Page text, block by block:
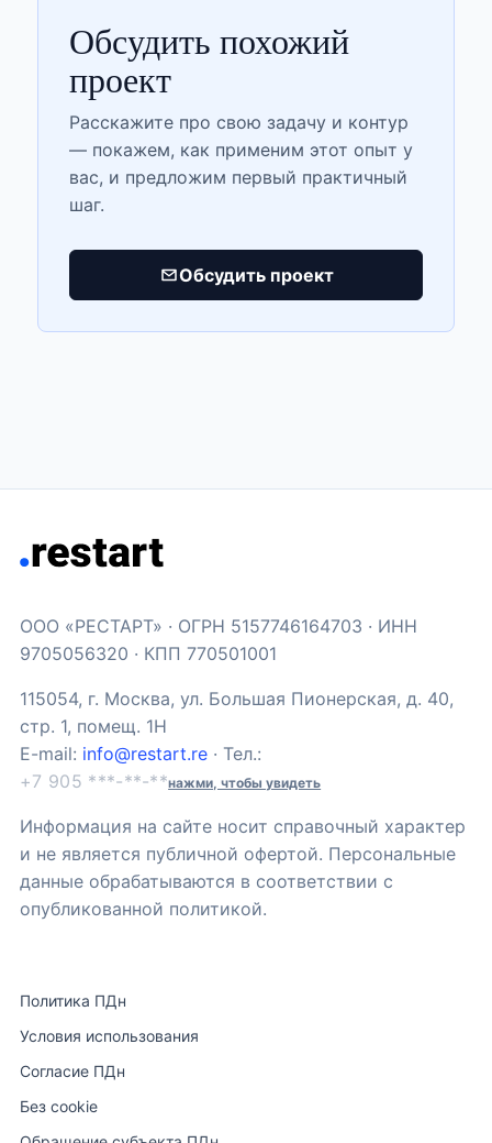
Обсудить похожий
проект
Расскажите про свою задачу и контур
— покажем, как применим этот опыт у
вас, и предложим первый практичный
шаг.
Обсудить проект
ООО «РЕСТАРТ» · ОГРН 5157746164703 · ИНН
9705056320 · КПП 770501001
115054, г. Москва, ул. Большая Пионерская, д. 40,
стр. 1, помещ. 1Н
E-mail: info@restart.re · Тел.:
+7 905 ***-**-**нажми, чтобы увидеть
Информация на сайте носит справочный характер
и не является публичной офертой. Персональные
данные обрабатываются в соответствии с
опубликованной политикой.
Политика ПДн
Условия использования
Согласие ПДн
Без cookie